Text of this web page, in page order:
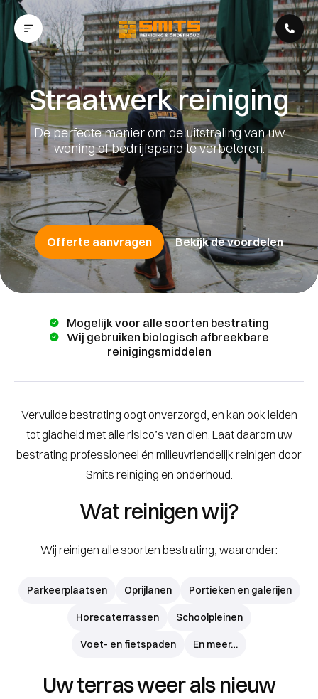
Ga naar inhoud
Straatwerk reiniging
De perfecte manier om de uitstraling van uw
woning of bedrijfspand te verbeteren.
Offerte aanvragen Bekijk de voordelen
Mogelijk voor alle soorten bestrating
Wij gebruiken biologisch afbreekbare
reinigingsmiddelen
Vervuilde bestrating oogt onverzorgd, en kan ook leiden
tot gladheid met alle risico’s van dien. Laat daarom uw
bestrating professioneel én milieuvriendelijk reinigen door
Smits reiniging en onderhoud.
Wat reinigen wij?
Wij reinigen alle soorten bestrating, waaronder:
Parkeerplaatsen Oprijlanen Portieken en galerijen
Horecaterrassen Schoolpleinen
Voet- en fietspaden En meer…
Uw terras weer als nieuw